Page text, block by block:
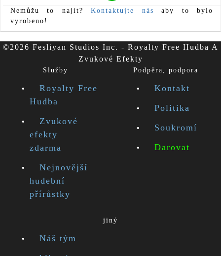
Nemůžu to najít?Kontaktujte nás
aby to bylo
vyrobeno!
©2026 Fesliyan Studios Inc. - Royalty Free Hudba A
Zvukové Efekty
Služby
Royalty Free
Hudba
Zvukové
efekty
zdarma
Nejnovější
hudební
přírůstky
Podpěra, podpora
Kontakt
Politika
Soukromí
Darovat
jiný
Náš tým